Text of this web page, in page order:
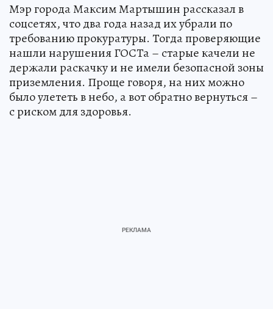
Мэр города Максим Мартышин рассказал в
соцсетях, что два года назад их убрали по
требованию прокуратуры. Тогда проверяющие
нашли нарушения ГОСТа – старые качели не
держали раскачку и не имели безопасной зоны
приземления. Проще говоря, на них можно
было улететь в небо, а вот обратно вернуться –
с риском для здоровья.